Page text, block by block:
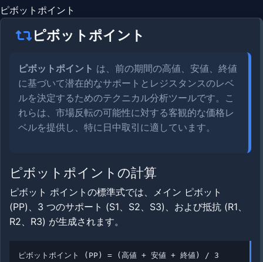
ピボットポイント
ピボットポイント
ピボットポイント は、前の期間の高値、安値、終値
に基づいて潜在的なサポートとレジスタンスのレベ
ルを決定するためのテクニカル分析ツールです。こ
れらは、市場反転の可能性に対する客観的な価格レ
ベルを提供し、特に日中取引に適しています。
ピボットポイントの計算
ピボット ポイントの標準式では、メイン ピボット
(PP)、3 つのサポート (S1、S2、S3)、および抵抗 (R1、
R2、R3) が生成されます。
ピボットポイント (PP) = (高値 + 安値 + 終値) / 3